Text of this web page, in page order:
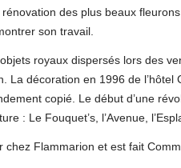
des plus beaux
son travail.
royaux dispersés lors des
La décoration en 1996 de
copié. Le début d’une
: Le Fouquet’s, l’Avenue,
chez Flammarion et est fait